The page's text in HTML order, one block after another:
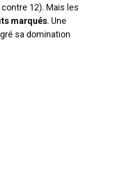
12). Mais les
marqués. Une
sa domination